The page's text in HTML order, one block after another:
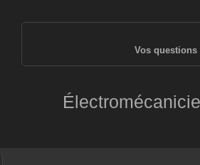
Vos questions